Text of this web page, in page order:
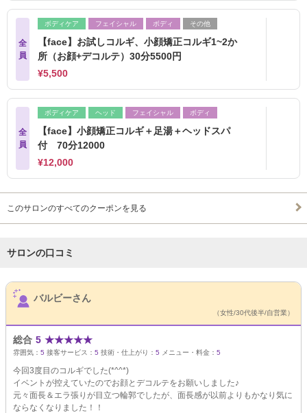
全
員
ボディケア フェイシャル ボディ その他
【face】お試しコルギ、小顔矯正コルギ1~2か
所（お顔+デコルテ）30分5500円
¥5,500
全
員
ボディケア ヘッド フェイシャル ボディ
【face】小顔矯正コルギ＋足湯＋ヘッドスパ
付 70分12000
¥12,000
このサロンのすべてのクーポンを見る
サロンの口コミ
サロンPick Up
バルビーさん
（女性/30代後半/自営業）
総合 5 ★★★★★
雰囲気： 5 接客サービス： 5 技術・仕上がり： 5 メニュー・料金： 5
今回3度目のコルギでした(*^^*)
イベントが控えていたのでお顔とデコルテをお願いしました♪
元々面長＆エラ張りが目立つ輪郭でしたが、面長感が以前よりもかなり気に
ならなくなりました！！